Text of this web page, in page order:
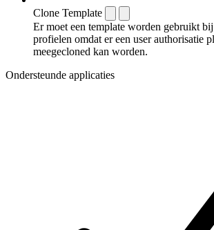
Clone Template
Er moet een template worden gebruikt
profielen omdat er een user authorisatie
meegecloned kan worden.
Ondersteunde applicaties